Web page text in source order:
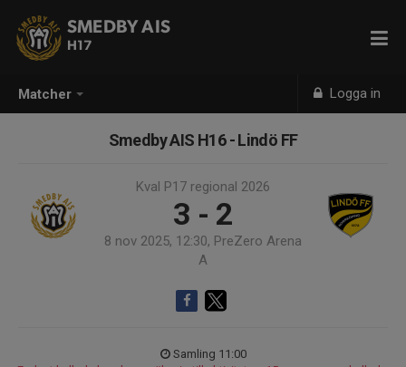
Matcher Logga in
SMEDBY AIS
H17
Smedby AIS H16 - Lindö FF
Kval P17 regional 2026
3 - 2
8 nov 2025, 12:30, PreZero Arena
A
Samling 11:00